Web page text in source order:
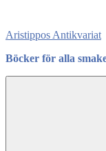
content
Aristippos Antikvariat
Böcker för alla